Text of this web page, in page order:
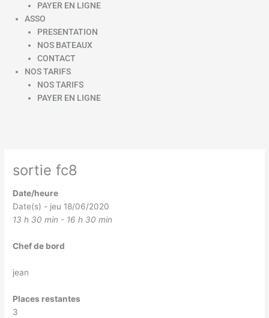
PAYER EN LIGNE
ASSO
PRESENTATION
NOS BATEAUX
CONTACT
NOS TARIFS
NOS TARIFS
PAYER EN LIGNE
sortie fc8
Date/heure
Date(s) - jeu 18/06/2020
13 h 30 min - 16 h 30 min
Chef de bord
jean
Places restantes
3